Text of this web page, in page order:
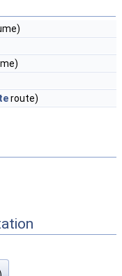
route)